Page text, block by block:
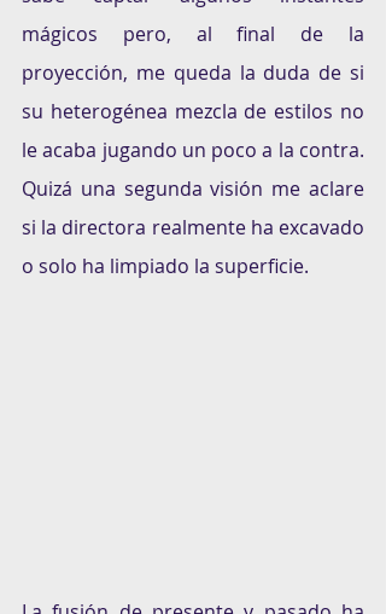
mágicos pero, al final de la
proyección, me queda la duda de si
su heterogénea mezcla de estilos no
le acaba jugando un poco a la contra.
Quizá una segunda visión me aclare
si la directora realmente ha excavado
o solo ha limpiado la superficie.